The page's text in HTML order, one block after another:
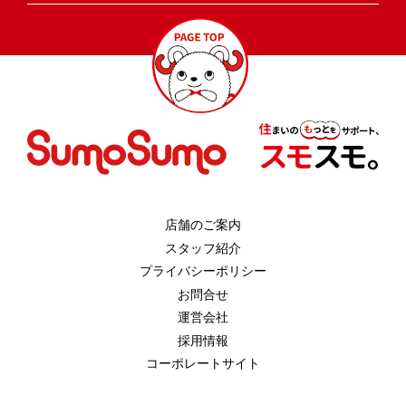
店舗のご案内
スタッフ紹介
プライバシーポリシー
お問合せ
運営会社
採用情報
コーポレートサイト